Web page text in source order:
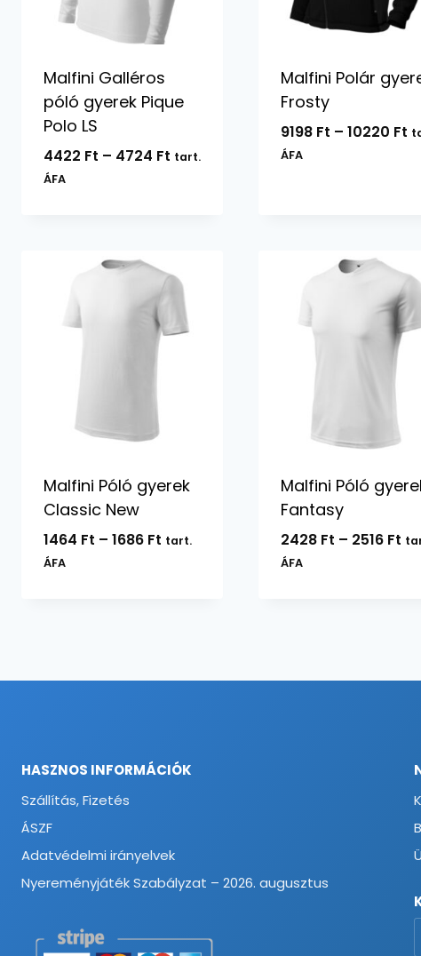
Malfini Galléros
póló gyerek Pique
Polo LS
4422 Ft – 4724 FtÁrtartomány:
tart.
ÁFA
Malfini Polár
Frosty
9198 Ft – 10220 Ft
ÁFA
Malfini Póló gyerek
Classic New
1464 Ft – 1686 FtÁrtartomány:
tart.
ÁFA
Malfini Póló
Fantasy
2428 Ft – 2516 Ft
ÁFA
HASZNOS INFORMÁCIÓK
Szállítás, Fizetés
ÁSZF
Adatvédelmi irányelvek
Nyereményjáték Szabályzat – 2026. augusztus